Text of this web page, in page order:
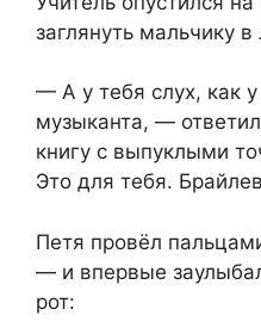
заглянуть мальчику в
— А у тебя слух, как
музыканта, —
книгу с выпуклыми
Это для тебя.
Петя провёл
— и впервые
рот: